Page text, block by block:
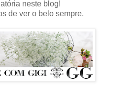
neste blog!
de ver o belo sempre.